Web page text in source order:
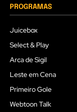
PROGRAMAS
Juicebox
Select & Play
Arca de Sigil
Leste em Cena
Primeiro Gole
Webtoon Talk